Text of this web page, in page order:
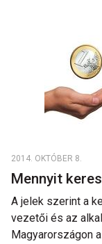
2014. OKTÓBER 8.
Mennyit
A jelek szerint a
vezetői és az
Magyarországon